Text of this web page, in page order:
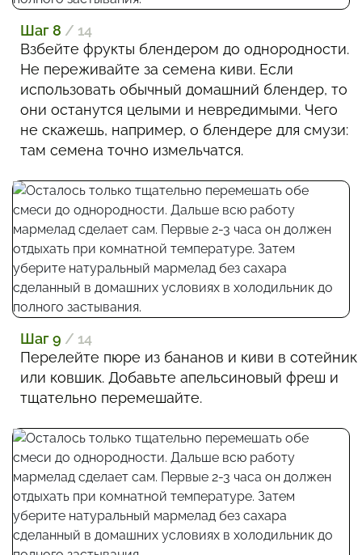
Шаг 8 / 14
Взбейте фрукты блендером до однородности.
Не переживайте за семена киви. Если
использовать обычный домашний блендер, то
они останутся целыми и невредимыми. Чего
не скажешь, например, о блендере для смузи:
там семена точно измельчатся.
Шаг 9 / 14
Перелейте пюре из бананов и киви в сотейник
или ковшик. Добавьте апельсиновый фреш и
тщательно перемешайте.